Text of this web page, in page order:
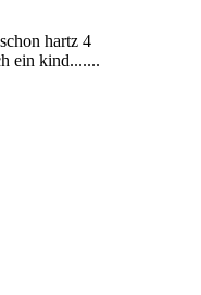
hartz 4
ein kind.......